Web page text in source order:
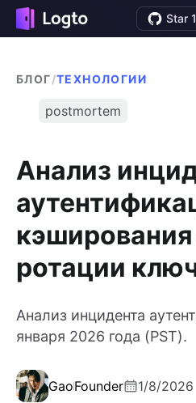
Star
БЛОГ/ТЕХНОЛОГИИ
postmortem
Анализ
кэширования
ротации
Анализ инцидента
января 2026 года (PST).
GaoFounder 1/8/2026